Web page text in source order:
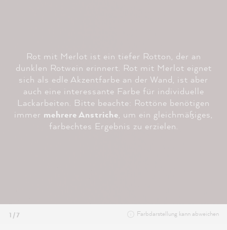
Rot mit Merlot ist ein tiefer Rotton, der an
dunklen Rotwein erinnert. Rot mit Merlot eignet
sich als edle Akzentfarbe an der Wand, ist aber
auch eine interessante Farbe für individuelle
Lackarbeiten. Bitte beachte: Rottöne benötigen
immer mehrere Anstriche , um ein gleichmäßiges,
farbechtes Ergebnis zu erzielen.
1 / 7 Farbdarstellung kann abweichen